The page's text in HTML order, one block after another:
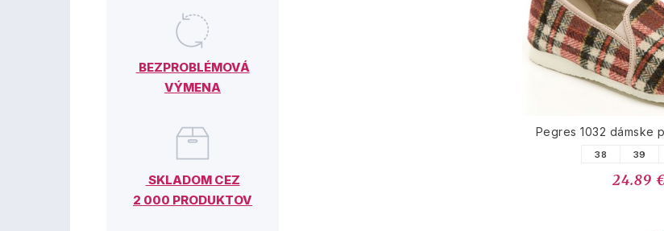
BEZPROBLÉMOVÁ
VÝMENA
SKLADOM CEZ
2 000 PRODUKTOV
Pegres 1032 dámske
38 39
24.89